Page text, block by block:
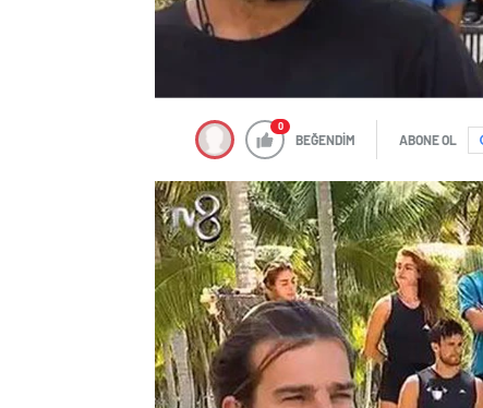
0
BEĞENDİM ABONE OL